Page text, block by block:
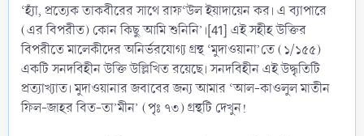
‘হ্যঁা, প্রত্যেক তাকবীরের সাথে রাফ‘উল ইয়াদায়েন কর। এ ব্যাপারে
(এর বিপরীত) কোন কিছু আমি শুনিনি’।[41] এই সহীহ উক্তির
বিপরীতে মালেকীদের অনির্ভরযোগ্য গ্রন্থ ‘মুদাওয়ানা’তে (১/১৫৫)
একটি সনদবিহীন উক্তি উল্লিখিত রয়েছে। সনদবিহীন এই উদ্ধৃতিটি
প্রত্যাখ্যাত। মুদাওয়ানার জবাবের জন্য আমার ‘আল-কাওলুল মাতীন
ফিল-জাহর বিত-তা’মীন’ (পৃঃ ৭৩) গ্রন্থটি দেখুন!